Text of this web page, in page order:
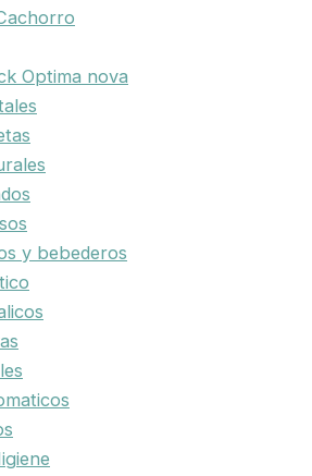
Optima nova
y bebederos